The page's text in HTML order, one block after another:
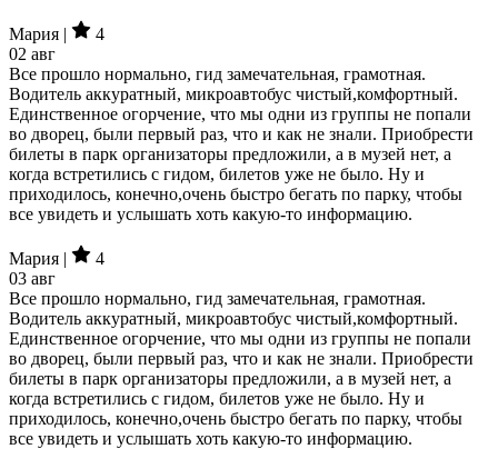
Мария |
4
02 авг
Все прошло нормально, гид замечательная, грамотная.
Водитель аккуратный, микроавтобус чистый,комфортный.
Единственное огорчение, что мы одни из группы не попали
во дворец, были первый раз, что и как не знали. Приобрести
билеты в парк организаторы предложили, а в музей нет, а
когда встретились с гидом, билетов уже не было. Ну и
приходилось, конечно,очень быстро бегать по парку, чтобы
все увидеть и услышать хоть какую-то информацию.
Мария |
4
03 авг
Все прошло нормально, гид замечательная, грамотная.
Водитель аккуратный, микроавтобус чистый,комфортный.
Единственное огорчение, что мы одни из группы не попали
во дворец, были первый раз, что и как не знали. Приобрести
билеты в парк организаторы предложили, а в музей нет, а
когда встретились с гидом, билетов уже не было. Ну и
приходилось, конечно,очень быстро бегать по парку, чтобы
все увидеть и услышать хоть какую-то информацию.